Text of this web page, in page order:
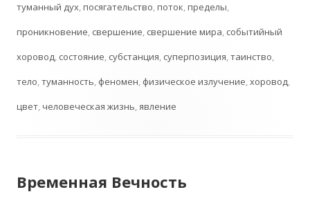
туманный дух,посягательство,поток,пределы,
проникновение, свершение, свершение мира, событийный
хоровод, состояние, субстанция, суперпозиция,таинство,
тело,туманность, феномен, физическое излучение,хоровод,
цвет,человеческая жизнь,явление
Временная Вечность